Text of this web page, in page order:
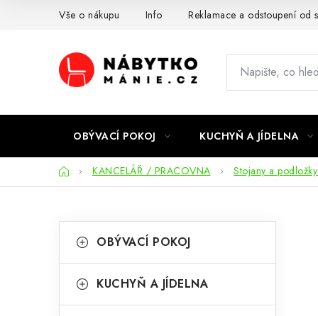
Vše o nákupu Info Reklamace a odstoupení od
OBÝVACÍ POKOJ KUCHYŇ A JÍDELNA
DomůKANCELÁŘ / PRACOVNA Stojany a
okategorie
a
e
OBÝVACÍ POKOJ
KUCHYŇ A JÍDELNA